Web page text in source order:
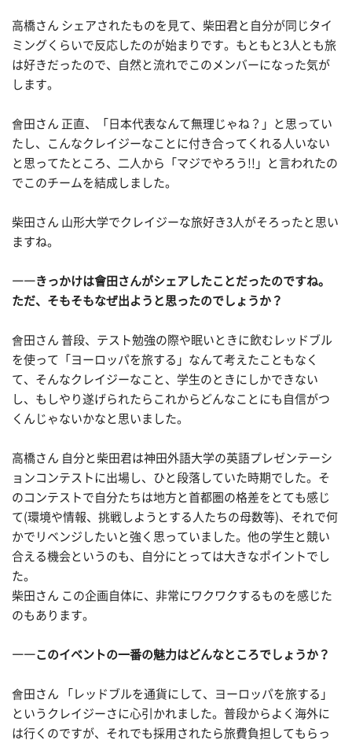
高橋さん シェアされたものを見て、柴田君と自分が同じタイ
ミングくらいで反応したのが始まりです。もともと3人とも旅
は好きだったので、自然と流れでこのメンバーになった気が
します。
會田さん 正直、「日本代表なんて無理じゃね？」と思ってい
たし、こんなクレイジーなことに付き合ってくれる人いない
と思ってたところ、二人から「マジでやろう!!」と言われたの
でこのチームを結成しました。
柴田さん 山形大学でクレイジーな旅好き3人がそろったと思い
ますね。
――きっかけは會田さんがシェアしたことだったのですね。
ただ、そもそもなぜ出ようと思ったのでしょうか？
會田さん 普段、テスト勉強の際や眠いときに飲むレッドブル
を使って「ヨーロッパを旅する」なんて考えたこともなく
て、そんなクレイジーなこと、学生のときにしかできない
し、もしやり遂げられたらこれからどんなことにも自信がつ
くんじゃないかなと思いました。
高橋さん 自分と柴田君は神田外語大学の英語プレゼンテーシ
ョンコンテストに出場し、ひと段落していた時期でした。そ
のコンテストで自分たちは地方と首都圏の格差をとても感じ
て(環境や情報、挑戦しようとする人たちの母数等)、それで何
かでリベンジしたいと強く思っていました。他の学生と競い
合える機会というのも、自分にとっては大きなポイントでし
た。
柴田さん この企画自体に、非常にワクワクするものを感じた
のもあります。
――このイベントの一番の魅力はどんなところでしょうか？
會田さん 「レッドブルを通貨にして、ヨーロッパを旅する」
というクレイジーさに心引かれました。普段からよく海外に
は行くのですが、それでも採用されたら旅費負担してもらっ